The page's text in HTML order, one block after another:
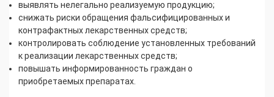
выявлять нелегально реализуемую продукцию;
снижать риски обращения фальсифицированных и
контрафактных лекарственных средств;
контролировать соблюдение установленных требований
к реализации лекарственных средств;
повышать информированность граждан о
приобретаемых препаратах.